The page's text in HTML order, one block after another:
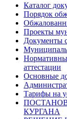
Каталог
Порядок
Проекты
Документы
аттестации
Основные
Тарифы на
КУРГАНА